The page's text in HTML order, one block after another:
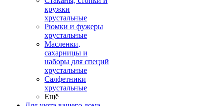
кружки
хрустальные
Рюмки и фужеры
хрустальные
Масленки,
сахарницы и
наборы для специй
хрустальные
Салфетники
хрустальные
Ещё